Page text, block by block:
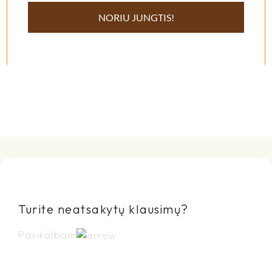
Turite neatsakytų klausimų?
Pasikalbam
NORIU JUNGTIS!